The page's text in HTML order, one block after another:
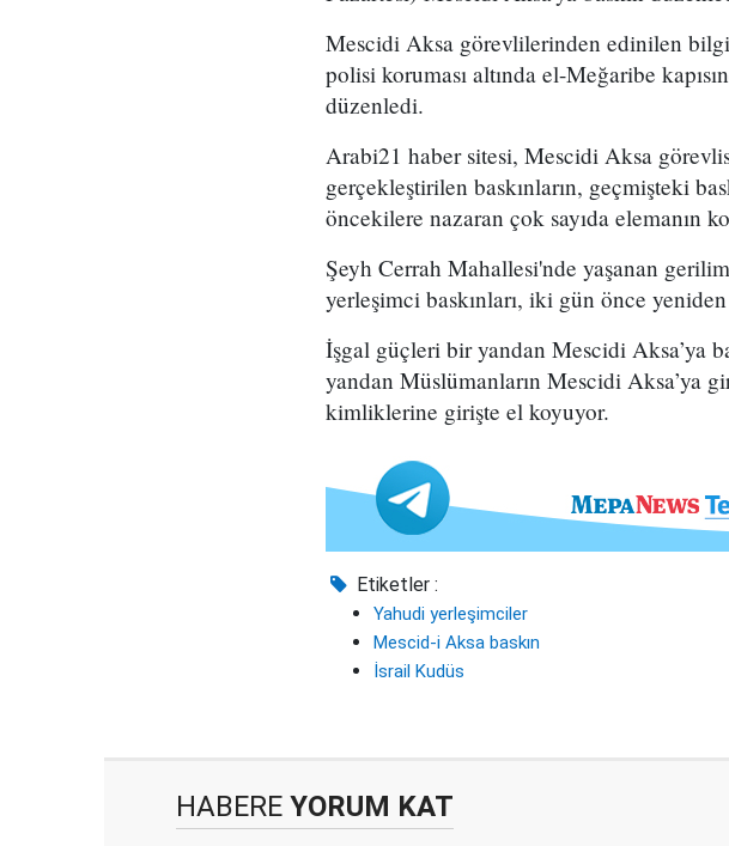
Mescidi Aksa görevlilerinden edinilen
polisi koruması altında el-Meğaribe
düzenledi.
Arabi21 haber sitesi, Mescidi Aksa
gerçekleştirilen baskınların, geçmişteki
öncekilere nazaran çok sayıda elemanın
Şeyh Cerrah Mahallesi'nde yaşanan
yerleşimci baskınları, iki gün önce yeniden
İşgal güçleri bir yandan Mescidi Aksa’ya
yandan Müslümanların Mescidi Aksa’ya
kimliklerine girişte el koyuyor.
Etiketler :
Yahudi yerleşimciler
Mescid-i Aksa baskın
İsrail Kudüs
HABERE YORUM KAT